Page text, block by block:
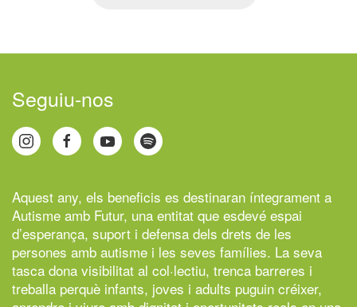
Seguiu-nos
Aquest any, els beneficis es destinaran íntegrament a
Autisme amb Futur, una entitat que esdevé espai
d’esperança, suport i defensa dels drets de les
persones amb autisme i les seves famílies. La seva
tasca dona visibilitat al col·lectiu, trenca barreres i
treballa perquè infants, joves i adults puguin créixer,